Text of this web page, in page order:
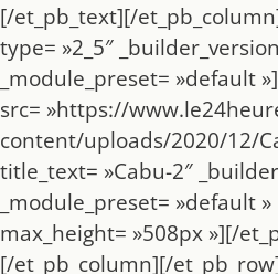
[/et_pb_text][/
type= »2_5″
_module_preset= »default
src= »https://
content/uploads/2020/12/
title_text= »Cabu-2″
_module_preset= »default
max_height= »508px »][/
[/et_pb_column][/